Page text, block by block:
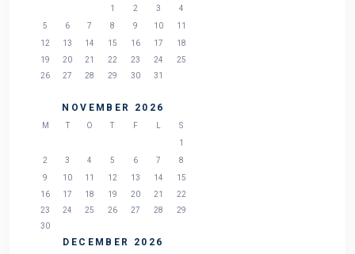
1 2 3
4
5
6 7 8 9 10
11
12
13 14 15 16 17
18
19
20 21 22 23 24
25
26
27 28 29 30 31
NOVEMBER 2026
M T O T F
S
1
2
3 4 5 6 7
8
9
10 11 12 13 14
15
16
17 18 19 20 21
22
23
24 25 26 27 28
29
30
DECEMBER 2026